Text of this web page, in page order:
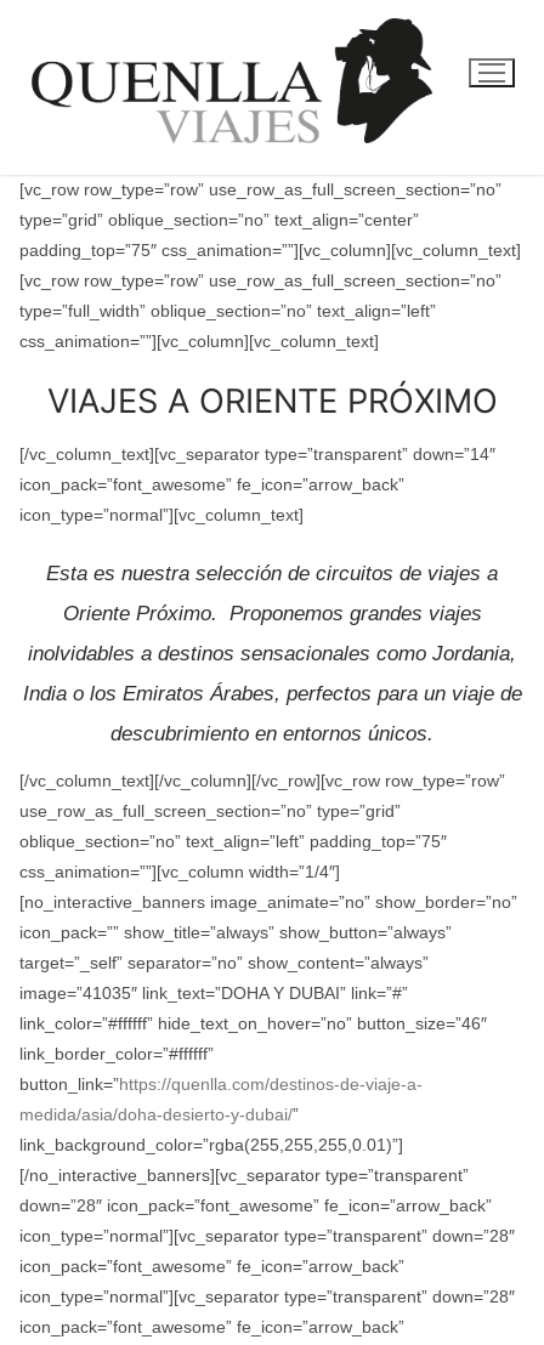
contenido
[vc_row row_type=”row” use_row_as_full_screen_section=”no”
type=”grid” oblique_section=”no” text_align=”center”
padding_top=”75″ css_animation=””][vc_column][vc_column_text]
[vc_row row_type=”row” use_row_as_full_screen_section=”no”
type=”full_width” oblique_section=”no” text_align=”left”
css_animation=””][vc_column][vc_column_text]
VIAJES A ORIENTE PRÓXIMO
[/vc_column_text][vc_separator type=”transparent” down=”14″
icon_pack=”font_awesome” fe_icon=”arrow_back”
icon_type=”normal”][vc_column_text]
Esta es nuestra selección de circuitos de viajes a
Oriente Próximo. Proponemos grandes viajes
inolvidables a destinos sensacionales como Jordania,
India o los Emiratos Árabes, perfectos para un viaje de
descubrimiento en entornos únicos.
[/vc_column_text][/vc_column][/vc_row][vc_row row_type=”row”
use_row_as_full_screen_section=”no” type=”grid”
oblique_section=”no” text_align=”left” padding_top=”75″
css_animation=””][vc_column width=”1/4″]
[no_interactive_banners image_animate=”no” show_border=”no”
icon_pack=”” show_title=”always” show_button=”always”
target=”_self” separator=”no” show_content=”always”
image=”41035″ link_text=”DOHA Y DUBAI” link=”#”
link_color=”#ffffff” hide_text_on_hover=”no” button_size=”46″
link_border_color=”#ffffff”
button_link=”https://quenlla.com/destinos-de-viaje-a-
medida/asia/doha-desierto-y-dubai/”
link_background_color=”rgba(255,255,255,0.01)”]
[/no_interactive_banners][vc_separator type=”transparent”
down=”28″ icon_pack=”font_awesome” fe_icon=”arrow_back”
icon_type=”normal”][vc_separator type=”transparent” down=”28″
icon_pack=”font_awesome” fe_icon=”arrow_back”
icon_type=”normal”][vc_separator type=”transparent” down=”28″
icon_pack=”font_awesome” fe_icon=”arrow_back”